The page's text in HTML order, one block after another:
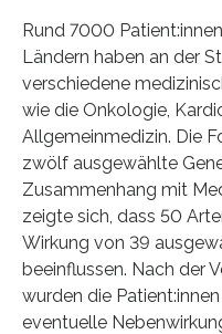
Rund 7000
Ländern haben an der
verschiedene
wie die Onkologie,
Allgemeinmedizin. Die
zwölf ausgewählte
Zusammenhang mit
zeigte sich, dass 50
Wirkung von 39
beeinflussen. Nach der
wurden die
eventuelle